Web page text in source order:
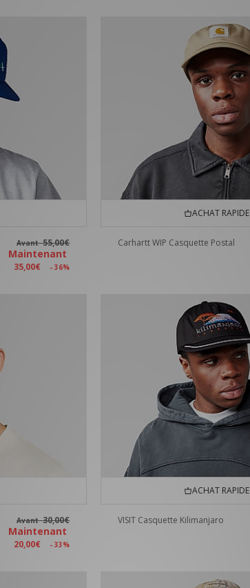
Avant55,00€
Maintenant
35,00€ - 36%
ACHAT RAPIDE
Carhartt WIP Casquette Postal
Avant30,00€
Maintenant
20,00€ - 33%
ACHAT RAPIDE
VISIT Casquette Kilimanjaro